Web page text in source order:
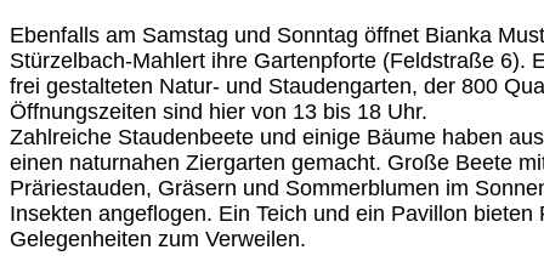
Ebenfalls am Samstag und Sonntag öffnet Bianka
Stürzelbach-Mahlert ihre Gartenpforte (Feldstraße 6).
frei gestalteten Natur- und Staudengarten, der 800
Öffnungszeiten sind hier von 13 bis 18 Uhr.
Zahlreiche Staudenbeete und einige Bäume haben
einen naturnahen Ziergarten gemacht. Große Beete
Präriestauden, Gräsern und Sommerblumen im
Insekten angeflogen. Ein Teich und ein Pavillon bieten
Gelegenheiten zum Verweilen.